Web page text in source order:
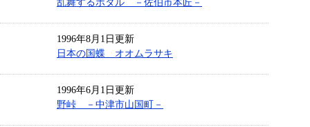
乱舞するホタル －佐伯市本匠－
1996年8月1日更新
日本の国蝶 オオムラサキ
1996年6月1日更新
野峠 －中津市山国町－